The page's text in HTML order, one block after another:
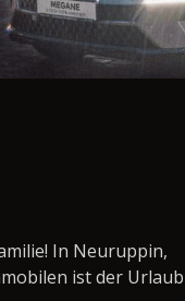
In Neuruppin,
ist der